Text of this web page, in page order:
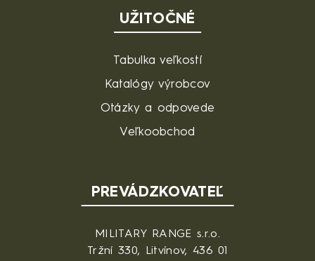
UŽITOČNÉ
Tabulka veľkostí
Katalógy výrobcov
Otázky a odpovede
Veľkoobchod
PREVÁDZKOVATEĽ
MILITARY RANGE s.r.o.
Tržní 330, Litvínov, 436 01